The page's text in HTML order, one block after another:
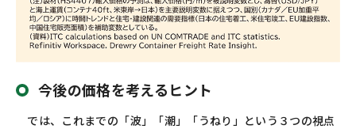
今後の価格を考えるヒント
では、これまでの「波」「潮」「うねり」という３つの視点